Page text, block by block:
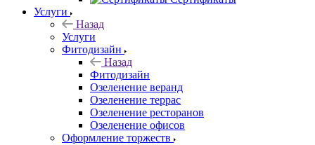
Услуги
Назад
Услуги
Фитодизайн
Назад
Фитодизайн
Озеленение веранд
Озеленение террас
Озеленение ресторанов
Озеленение офисов
Оформление торжеств